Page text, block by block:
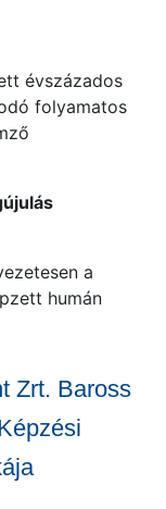
évszázados
folyamatos
a
humán
Zrt. Baross